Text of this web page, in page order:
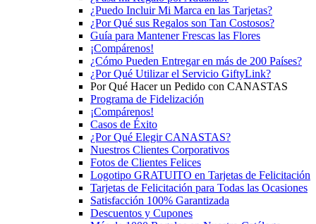
¿Puedo Incluir Mi Marca en las Tarjetas?
¿Por Qué sus Regalos son Tan Costosos?
Guía para Mantener Frescas las Flores
¡Compárenos!
¿Cómo Pueden Entregar en más de 200 Países?
¿Por Qué Utilizar el Servicio GiftyLink?
Por Qué Hacer un Pedido con CANASTAS
Programa de Fidelización
¡Compárenos!
Casos de Éxito
¿Por Qué Elegir CANASTAS?
Nuestros Clientes Corporativos
Fotos de Clientes Felices
Logotipo GRATUITO en Tarjetas de Felicitación
Tarjetas de Felicitación para Todas las Ocasiones
Satisfacción 100% Garantizada
Descuentos y Cupones